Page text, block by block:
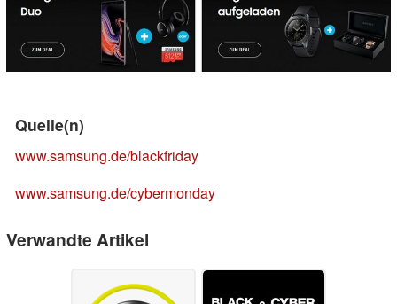
Quelle(n)
www.samsung.de/blackfriday
www.samsung.de/cybermonday
Verwandte Artikel